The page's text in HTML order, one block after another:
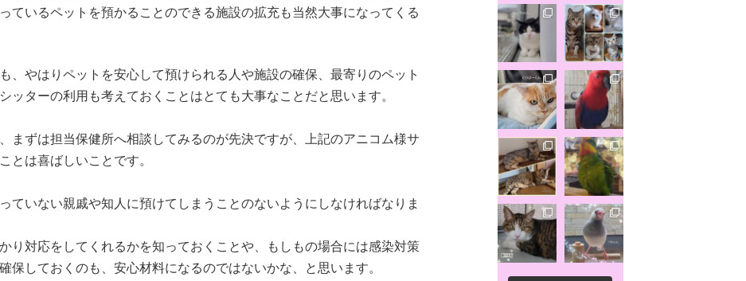
ているペットを預かることのできる施設の拡充も当然大事になってくる
、やはりペットを安心して預けられる人や施設の確保、最寄りのペット
ッターの利用も考えておくことはとても大事なことだと思います。
まずは担当保健所へ相談してみるのが先決ですが、上記のアニコム様サ
とは喜ばしいことです。
ていない親戚や知人に預けてしまうことのないようにしなければなりま
り対応をしてくれるかを知っておくことや、もしもの場合には感染対策
保しておくのも、安心材料になるのではないかな、と思います。